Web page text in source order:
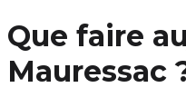
Que faire
Mauressac